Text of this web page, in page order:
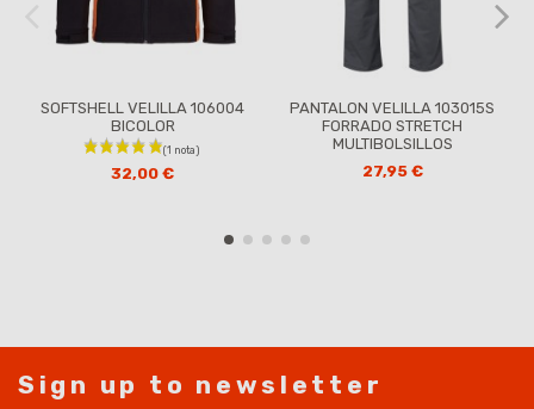
SOFTSHELL VELILLA 106004
BICOLOR
32,00 €
PANTALON VELILLA 103015S
FORRADO STRETCH
MULTIBOLSILLOS
27,95 €
Sign up to newsletter